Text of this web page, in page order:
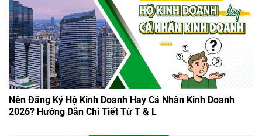
Nên Đăng Ký Hộ Kinh Doanh Hay Cá Nhân Kinh Doanh
2026? Hướng Dẫn Chi Tiết Từ T & L